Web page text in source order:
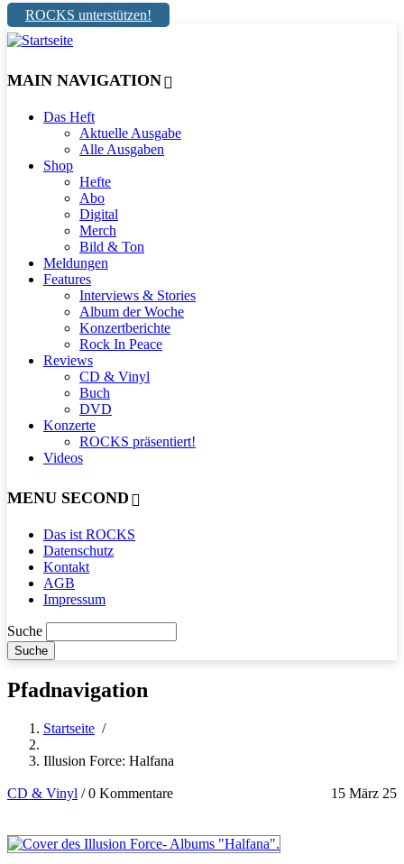
ROCKS unterstützen!
MAIN NAVIGATION
Das Heft
Aktuelle Ausgabe
Alle Ausgaben
Shop
Hefte
Abo
Digital
Merch
Bild & Ton
Meldungen
Features
Interviews & Stories
Album der Woche
Konzertberichte
Rock In Peace
Reviews
CD & Vinyl
Buch
DVD
Konzerte
ROCKS präsentiert!
Videos
MENU SECOND
Das ist ROCKS
Datenschutz
Kontakt
AGB
Impressum
Suche
Pfadnavigation
Startseite /
Illusion Force: Halfana
CD & Vinyl 15 März 25
/0 Kommentare